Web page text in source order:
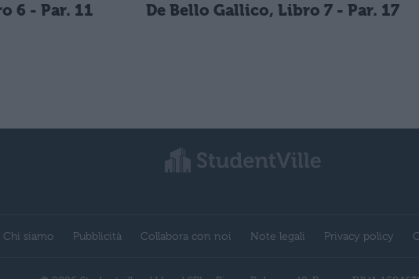
6 - Par. 11 De Bello Gallico, Libro 7 - Par. 17
Chi siamo Pubblicità Collabora con noi Note legali Privacy policy